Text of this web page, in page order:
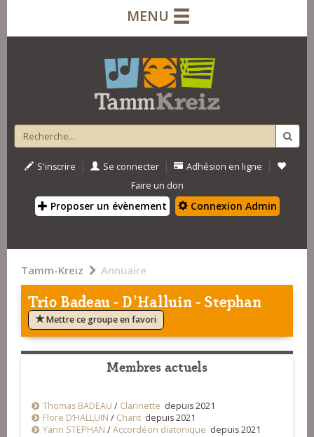
MENU
S'inscrire | Se connecter | Adhésion en ligne |
Faire un don
Proposer un évènement Connexion Admin
Tamm-Kreiz Annuaire
Trio Badeau - D'Halluin - Stephan
Mettre ce groupe en favori
Membres actuels
Thomas BADEAU / Clarinette depuis 2021
Flore D’HALLUIN / Chant depuis 2021
Yann STEPHAN /Accordéon diatonique depuis 2021